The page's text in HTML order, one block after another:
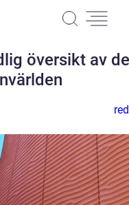
översikt av